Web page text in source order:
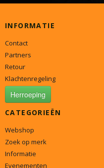
INFORMATIE
Contact
Partners
Retour
Klachtenregeling
Herroeping
CATEGORIEËN
Webshop
Zoek op merk
Informatie
Evenementen